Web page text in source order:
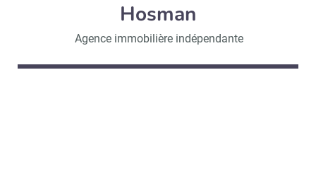
Hosman
Agence immobilière indépendante